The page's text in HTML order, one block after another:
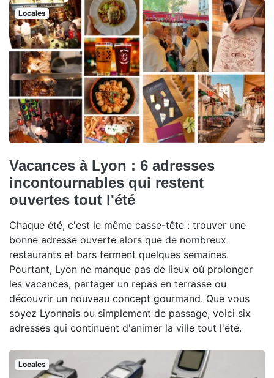
Locales
Vacances à Lyon : 6 adresses
incontournables qui restent
ouvertes tout l'été
Chaque été, c'est le même casse-tête : trouver une
bonne adresse ouverte alors que de nombreux
restaurants et bars ferment quelques semaines.
Pourtant, Lyon ne manque pas de lieux où prolonger
les vacances, partager un repas en terrasse ou
découvrir un nouveau concept gourmand. Que vous
soyez Lyonnais ou simplement de passage, voici six
adresses qui continuent d'animer la ville tout l'été.
Locales